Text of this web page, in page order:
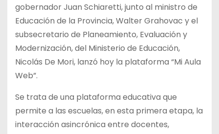
gobernador Juan Schiaretti, junto al ministro de
Educación de la Provincia, Walter Grahovac y el
subsecretario de Planeamiento, Evaluación y
Modernización, del Ministerio de Educación,
Nicolás De Mori, lanzó hoy la plataforma “Mi Aula
Web”.
Se trata de una plataforma educativa que
permite a las escuelas, en esta primera etapa, la
interacción asincrónica entre docentes,